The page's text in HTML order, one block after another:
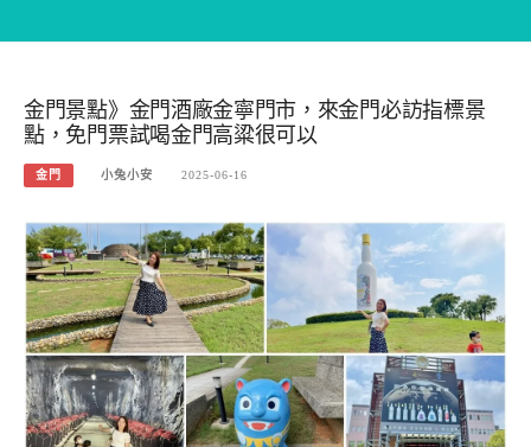
金門景點》金門酒廠金寧門市，來金門必訪指標景
點，免門票試喝金門高粱很可以
金門 小兔小安 2025-06-16